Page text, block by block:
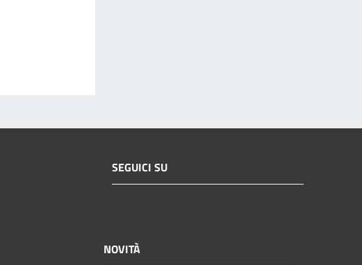
SEGUICI SU
NOVITÀ